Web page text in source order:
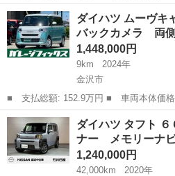
名： ダイハツ ■ 車種名： タント ■
Ｘ ＥＴＣ 純正ＣＤ・ＭＤオーディ
ミラー ■ 排気量...
福井 福井市 タント
ダイハツ ムーヴキ
バックカメラ 両
1,448,000円
9km
2024年
金沢市
■ 支払総額: 152.9万円 ■ 車両本体価格： 1,448,000 円 ■ メーカ
ー名： ダイハツ ■ 車種名： ムーヴ
名： ストライプスＧ バックカメラ
アランスソナ...
石川 金沢市 ダイハツ
ダイハツ タフト
ナー メモリーナビ
1,240,000円
42,000km
2020年